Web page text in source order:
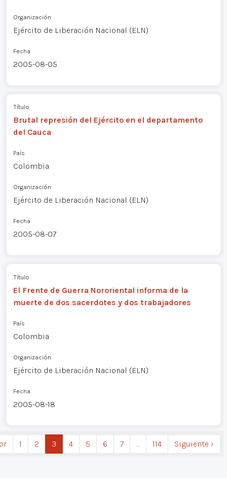
Organización
Ejército de Liberación Nacional (ELN)
Fecha
2005-08-05
Título
Brutal represión del Ejército en el departamento
del Cauca
País
Colombia
Organización
Ejército de Liberación Nacional (ELN)
Fecha
2005-08-07
Título
El Frente de Guerra Nororiental informa de la
muerte de dos sacerdotes y dos trabajadores
País
Colombia
Organización
Ejército de Liberación Nacional (ELN)
Fecha
2005-08-18
1 2 3 4 5 6 7 … 114 Siguiente ›